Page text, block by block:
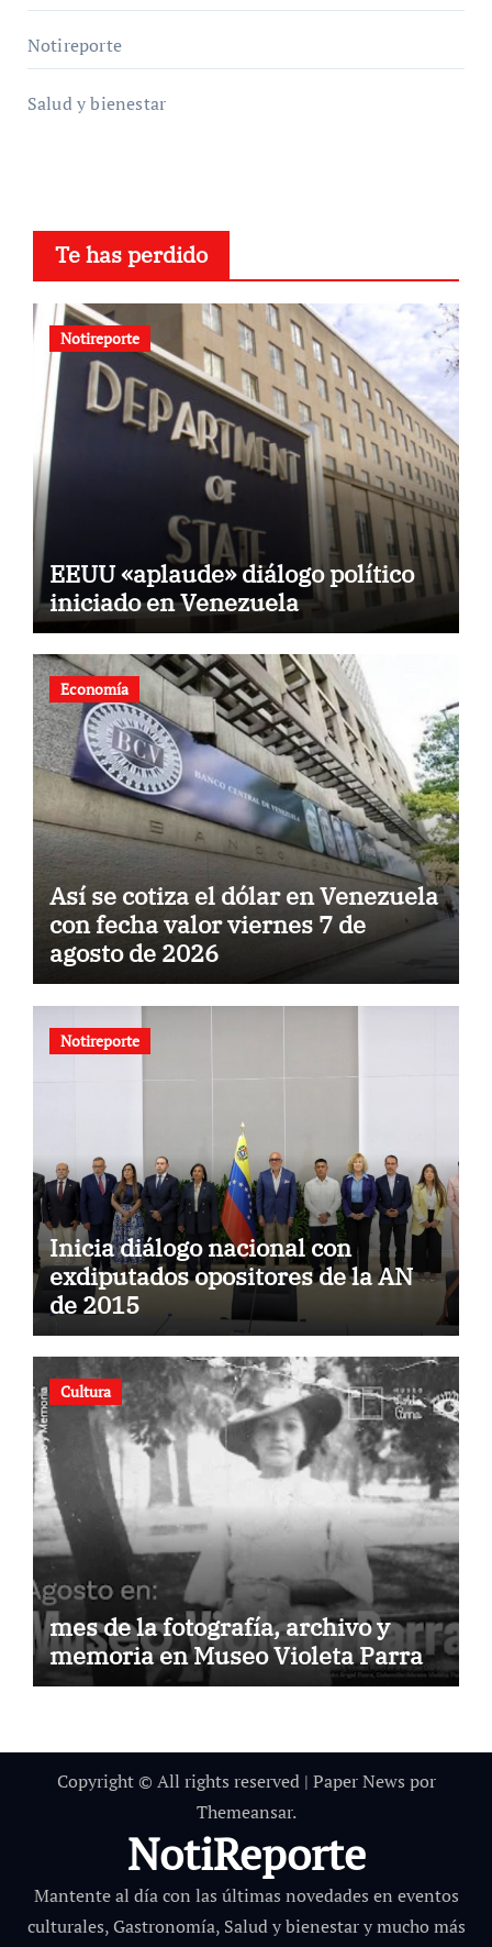
Notireporte
Salud y bienestar
Te has perdido
Notireporte
EEUU «aplaude» diálogo político
iniciado en Venezuela
Economía
Así se cotiza el dólar en Venezuela
con fecha valor viernes 7 de
agosto de 2026
Notireporte
Inicia diálogo nacional con
exdiputados opositores de la AN
de 2015
Cultura
mes de la fotografía, archivo y
memoria en Museo Violeta Parra
Copyright © All rights reserved | Paper News por
Themeansar.
NotiReporte
Mantente al día con las últimas novedades en eventos
culturales, Gastronomía, Salud y bienestar y mucho más